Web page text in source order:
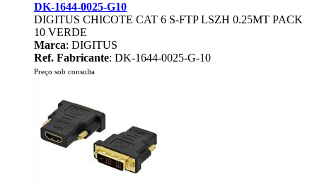
DK-1644-0025-G10
DIGITUS CHICOTE CAT 6 S-FTP LSZH 0.25MT PACK
10 VERDE
Marca: DIGITUS
Ref. Fabricante: DK-1644-0025-G-10
Preço sob consulta